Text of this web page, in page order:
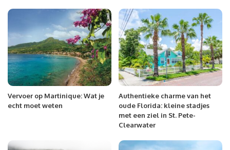
Vervoer op Martinique: Wat je
echt moet weten
Authentieke charme van het
oude Florida: kleine stadjes
met een ziel in St. Pete-
Clearwater